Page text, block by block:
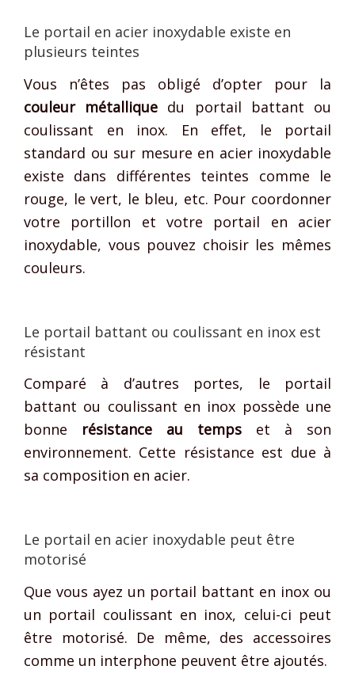
Le portail en acier inoxydable existe en
plusieurs teintes
Vous n’êtes pas obligé d’opter pour la
couleur métallique du portail battant ou
coulissant en inox. En effet, le portail
standard ou sur mesure en acier inoxydable
existe dans différentes teintes comme le
rouge, le vert, le bleu, etc. Pour coordonner
votre portillon et votre portail en acier
inoxydable, vous pouvez choisir les mêmes
couleurs.
Le portail battant ou coulissant en inox est
résistant
Comparé à d’autres portes, le portail
battant ou coulissant en inox possède une
bonne résistance au temps et à son
environnement. Cette résistance est due à
sa composition en acier.
Le portail en acier inoxydable peut être
motorisé
Que vous ayez un portail battant en inox ou
un portail coulissant en inox, celui-ci peut
être motorisé. De même, des accessoires
comme un interphone peuvent être ajoutés.